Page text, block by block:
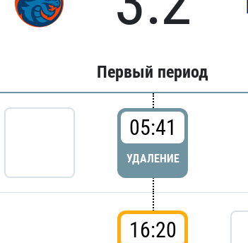
Первый период
05:41
УДАЛЕНИЕ
16:20